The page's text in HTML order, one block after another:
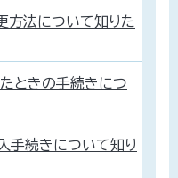
方法について知りた
ときの手続きにつ
手続きについて知り